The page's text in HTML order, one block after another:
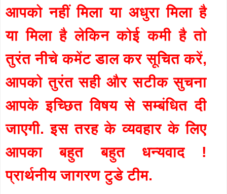
आपको नहीं मिला या अधुरा मिला है
या मिला है लेकिन कोई कमी है तो
तुरंत नीचे कमेंट डाल कर सूचित करें,
आपको तुरंत सही और सटीक सुचना
आपके इच्छित विषय से सम्बंधित दी
जाएगी. इस तरह के व्यवहार के लिए
आपका बहुत बहुत धन्यवाद !
प्रार्थनीय जागरण टुडे टीम.